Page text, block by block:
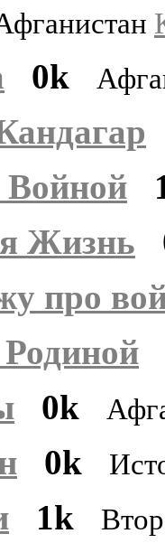
0k
Жизнь
про
0k
0k
1k